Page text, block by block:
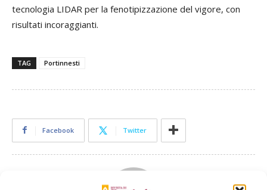
tecnologia LIDAR per la fenotipizzazione del vigore, con
risultati incoraggianti.
TAG Portinnesti
Facebook Twitter